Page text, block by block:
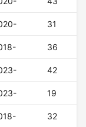
31
36
42
19
32